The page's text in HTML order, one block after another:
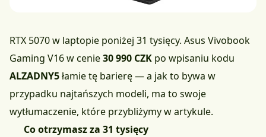
RTX 5070 w laptopie poniżej 31 tysięcy. Asus Vivobook
Gaming V16 w cenie30 990 CZK po wpisaniu kodu
ALZADNY5łamie tę barierę — a jak to bywa w
przypadku najtańszych modeli, ma to swoje
wytłumaczenie, które przybliżymy w artykule.
Co otrzymasz za 31 tysięcy